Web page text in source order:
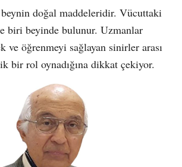
doğal maddeleridir. Vücuttaki
biri beyinde bulunur. Uzmanlar
ve öğrenmeyi sağlayan sinirler arası
bir rol oynadığına dikkat çekiyor.